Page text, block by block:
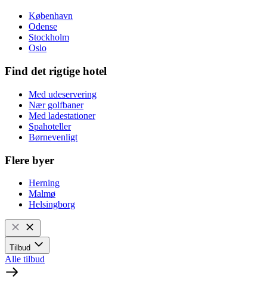
København
Odense
Stockholm
Oslo
Find det rigtige hotel
Med udeservering
Nær golfbaner
Med ladestationer
Spahoteller
Børnevenligt
Flere byer
Herning
Malmø
Helsingborg
Tilbud
Alle tilbud